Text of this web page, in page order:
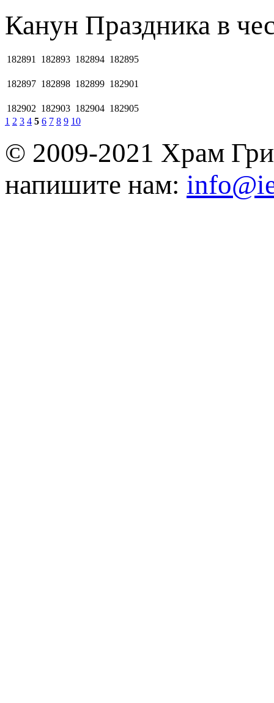
Канун Праздника в
182891 182893 182894 182895
182897 182898 182899 182901
182902 182903 182904 182905
1 2 3 4 5 6 7 8 9 10
© 2009-2021 Храм
напишите нам: